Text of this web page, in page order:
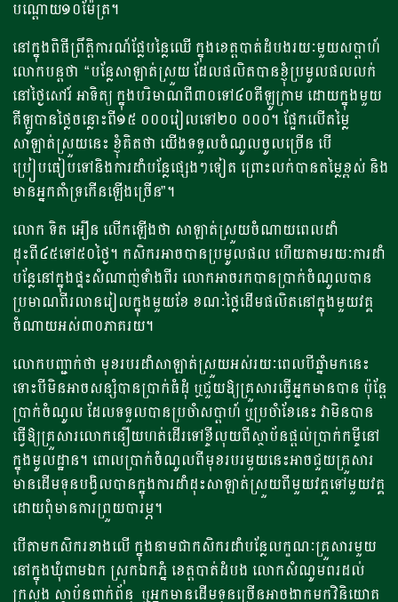
បណ្តោយ១០ម៉ែត្រ។
នៅក្នុងពិធីព្រឹត្តិការណ៍ផ្លែបន្លៃឈើ ក្នុងខេត្តបាត់ដំបងរយៈមួយសប្តាហ៍
លោកបន្តថា “បន្លែសាឡាត់ស្រួយ ដែលផលិតបានខ្ញុំប្រមូលផលលក់
នៅថ្ងៃសៅរ៍ អាទិត្យ ក្នុងបរិមាណពី៣០ទៅ៤០គីឡូក្រាម ដោយក្នុងមួយ
គីឡូបានថ្លៃចន្លោះពី១៥ ០០០រៀលទៅ២០ ០០០។ ផ្អែកលើតម្លៃ
សាឡាត់ស្រួយនេះ ខ្ញុំគិតថា យើងទទួលចំណូលចូលច្រើន បើ
ប្រៀបធៀបទៅនិងការដាំបន្លែផ្សេងៗទៀត ព្រោះលក់បានតម្លៃខ្ពស់ និង
មានអ្នកគាំទ្រកើនឡើងច្រើន”។
លោក ទិត អឿន លើកឡើងថា សាឡាត់ស្រួយចំណាយពេលដាំ
ដុះពី៤៥ទៅ៥០ថ្ងៃ។ កសិករអាចបានប្រមូលផល ហើយតាមរយៈការដាំ
បន្លែនៅក្នុងផ្ទះសំណាញ់ទាំងពីរ លោកអាចរកបានប្រាក់ចំណូលបាន
ប្រមាណពីរលានរៀលក្នុងមួយខែ ខណៈថ្លៃដើមផលិតនៅក្នុងមួយវគ្គ
ចំណាយអស់៣០ភាគរយ។
លោកបញ្ជាក់ថា មុខរបរដាំសាឡាត់ស្រួយអស់រយៈពេលបីឆ្នាំមកនេះ
ទោះបីមិនអាចសន្សំបានប្រាក់ធំដុំ ឬជួយឱ្យគ្រួសារធ្វើអ្នកមានបាន ប៉ុន្តែ
ប្រាក់ចំណូល ដែលទទួលបានប្រចាំសប្តាហ៍ ឬប្រចាំខែនេះ វាមិនបាន
ធ្វើឱ្យគ្រួសារលោកនឿយហត់ដើរទៅខ្ចីលុយពីស្ថាប័នផ្តល់ប្រាក់កម្ចីនៅ
ក្នុងមូលដ្ឋាន។ ពោលប្រាក់ចំណូលពីមុខរបរមួយនេះអាចជួយគ្រួសារ
មានដើមទុនបង្វិលបានក្នុងការដាំដុះសាឡាត់ស្រួយពីមួយវគ្គទៅមួយវគ្គ
ដោយពុំមានការព្រួយបារម្ភ។
បើតាមកសិករខាងលើ ក្នុងនាមជាកសិករដាំបន្លែលក្ខណៈគ្រួសារមួយ
នៅក្នុងឃុំពាមឯក ស្រុកឯកភ្នំ ខេត្តបាត់ដំបង លោកសំណូមពរដល់
ក្រសួង ស្ថាប័នពាក់ព័ន្ធ ឬអ្នកមានដើមទុនច្រើនអាចងាកមកវិនិយោគ